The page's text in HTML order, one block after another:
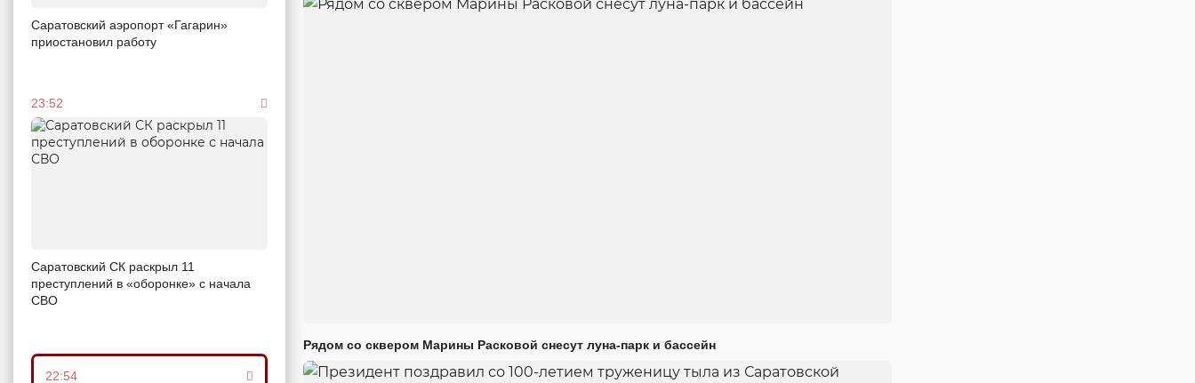
Саратовский аэропорт «Гагарин»
приостановил работу
23:52
Саратовский СК раскрыл 11
преступлений в «оборонке» с начала
СВО
22:54
Рядом со сквером Марины Расковой снесут луна-парк и бассейн